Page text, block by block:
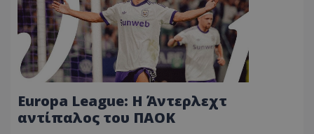
Europa League: Η Άντερλεχτ
αντίπαλος του ΠΑΟΚ